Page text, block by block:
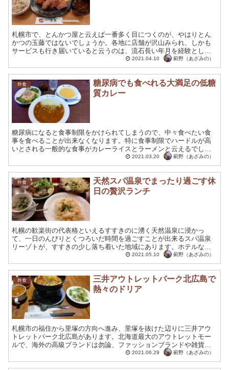
札幌市で、とんかつ屋と云えば一番多く目につくのが、やはりとん
かつの玉藤ではないでしょうか。各地に店舗が沢山みられ、しかも
サービスも行き届いていると云うのは、流石長い年月を経験として
積まれてきただけのことあはある老舗のとんかつ屋さんだと頷い
て...
2021.04.10 薊野（あざみの）
外食
糖尿病でも食べれる大満足の低糖
質カレー
糖尿病になると食事制限をかけられてしまうので、中々食べたい食
事を食べることが出来なくなります。特に食事制限でハードルが高
いとされる一般的な食事がカレーライスとラーメンと云えるでしょ
う。この２大ハードルの１つであるカレーライスが実は外食で食
べ...
2021.03.20 薊野（あざみの）
外食
天然スパ温泉でまったり過ごす休
日の贅沢ランチ
札幌の歓楽街の代表格といえるすすきのに湧く天然温泉に浸かっ
て、一日のんびりとくつろいだ時間を過ごすことが出来るスパ温泉
リーゾトが、すすきの少し落ち着いた地域にあります。ホテルなど
も併設されており、ホテルの宿泊客もこのスパ温泉を利用すること
が...
2021.05.10 薊野（あざみの）
外食
三井アウトレットパーク北広島で
熱々のドリア
札幌市の福住から里塚の方向へ進み、里塚を抜けた辺りに三井アウ
トレットパーク北広島があります。北海道最大のアウトレットモー
ルで、海外の高級ブランドは勿論、ファッションブランドや雑貨や
食品に至る迄、様々な商品がお得な価格で購入出来る人気のスポ
ッ...
2021.06.29 薊野（あざみの）